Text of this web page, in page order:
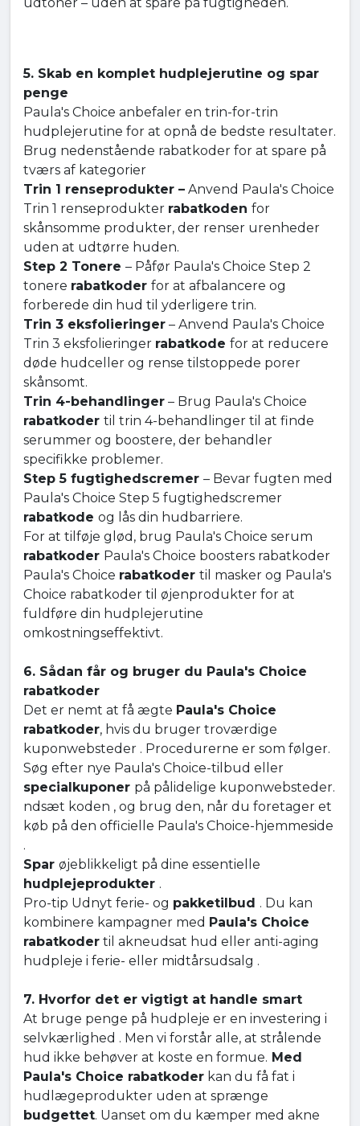
5. Skab en komplet hudplejerutine og spar
penge
Paula's Choice anbefaler en trin-for-trin
hudplejerutine for at opnå de bedste resultater.
Brug nedenstående rabatkoder for at spare på
tværs af kategorier
Trin 1 renseprodukter – Anvend Paula's Choice
Trin 1 renseprodukter rabatkoden for
skånsomme produkter, der renser urenheder
uden at udtørre huden.
Step 2 Tonere – Påfør Paula's Choice Step 2
tonere rabatkoder for at afbalancere og
forberede din hud til yderligere trin.
Trin 3 eksfolieringer – Anvend Paula's Choice
Trin 3 eksfolieringer rabatkode for at reducere
døde hudceller og rense tilstoppede porer
skånsomt.
Trin 4-behandlinger – Brug Paula's Choice
rabatkoder til trin 4-behandlinger til at finde
serummer og boostere, der behandler
specifikke problemer.
Step 5 fugtighedscremer – Bevar fugten med
Paula's Choice Step 5 fugtighedscremer
rabatkode og lås din hudbarriere.
For at tilføje glød, brug Paula's Choice serum
rabatkoder Paula's Choice boosters rabatkoder
Paula's Choice rabatkoder til masker og Paula's
Choice rabatkoder til øjenprodukter for at
fuldføre din hudplejerutine
omkostningseffektivt.
6. Sådan får og bruger du Paula's Choice
rabatkoder
Det er nemt at få ægte Paula's Choice
rabatkoder, hvis du bruger troværdige
kuponwebsteder . Procedurerne er som følger.
Søg efter nye Paula's Choice-tilbud eller
specialkuponer på pålidelige kuponwebsteder.
ndsæt koden , og brug den, når du foretager et
køb på den officielle Paula's Choice-hjemmeside
.
Spar øjeblikkeligt på dine essentielle
hudplejeprodukter .
Pro-tip Udnyt ferie- og pakketilbud . Du kan
kombinere kampagner med Paula's Choice
rabatkoder til akneudsat hud eller anti-aging
hudpleje i ferie- eller midtårsudsalg .
7. Hvorfor det er vigtigt at handle smart
At bruge penge på hudpleje er en investering i
selvkærlighed . Men vi forstår alle, at strålende
hud ikke behøver at koste en formue. Med
Paula's Choice rabatkoder kan du få fat i
hudlægeprodukter uden at sprænge
budgettet. Uanset om du kæmper med akne